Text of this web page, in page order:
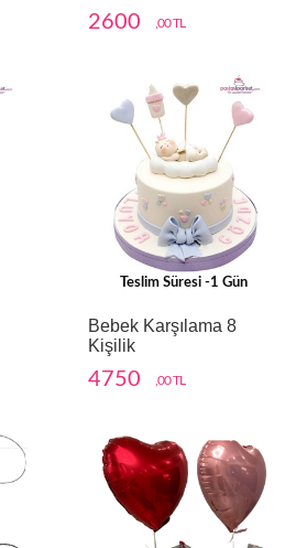
2600 ,00 TL
Teslim Süresi -1 Gün
Bebek Karşılama 8
Kişilik
4750 ,00 TL